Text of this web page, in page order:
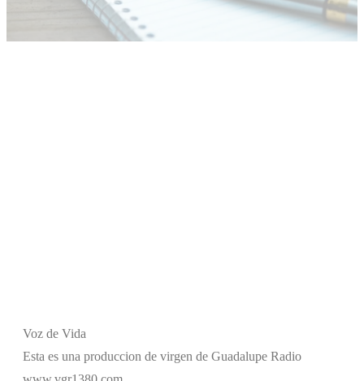
Voz de Vida
Esta es una produccion de virgen de Guadalupe Radio